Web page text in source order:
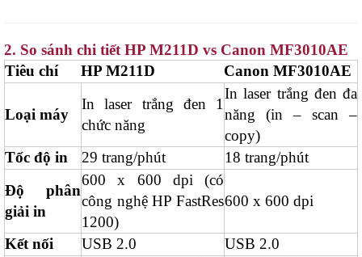
2. So sánh chi tiết HP M211D vs Canon MF3010AE
Tiêu chí
HP M211D Canon MF3010AE
Loại máy
In laser trắng đen 1
chức năng
In laser trắng đen đa
năng (in – scan –
copy)
Tốc độ in
29 trang/phút
18 trang/phút
Độ phân
giải in
600 x 600 dpi (có
công nghệ HP FastRes
1200)
600 x 600 dpi
Kết nối USB 2.0
USB 2.0